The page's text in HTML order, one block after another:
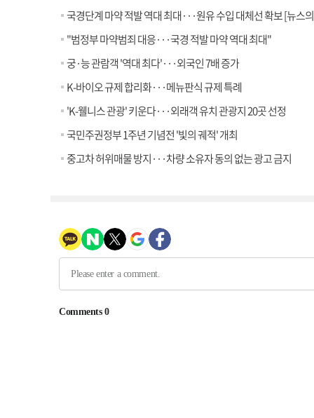
국경단계 마약 적발 역대 최대···원유 수입 대체선 확보 [뉴스
"범정부 마약범죄 대응···국경 적발 마약 역대 최대"
궁·능 관람객 '역대 최다'···외국인 7배 증가
K-바이오 규제 합리화···메뉴판식 규제 특례
'K-웰니스 관광' 키운다···외래객 유치 관광지 20곳 선정
국민주권정부 1주년 기념전 '빛의 궤적' 개최
중고차 허위매물 방지···차량 소유자 동의 없는 광고 금지